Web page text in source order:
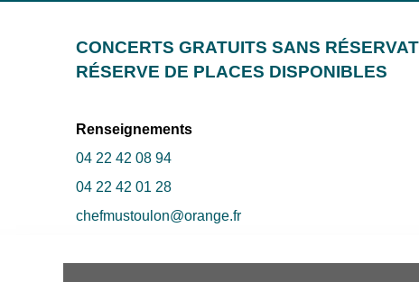
CONCERTS GRATUITS SANS
RÉSERVE DE PLACES DISPONIBLES
Renseignements
04 22 42 08 94
04 22 42 01 28
chefmustoulon@orange.fr